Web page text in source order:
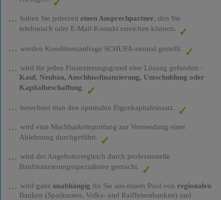
haben Sie jederzeit einen Ansprechpartner, den Sie
telefonisch oder E-Mail-Kontakt erreichen können.
werden Konditionsanfrage SCHUFA-neutral gestellt.
wird für jeden Finanzierungsgrund eine Lösung gefunden -
Kauf, Neubau, Anschlussfinanzierung, Umschuldung oder
Kapitalbeschaffung.
berechnet man den optimalen Eigenkapitaleinsatz.
wird eine Machbarkeitsprüfung zur Vermeidung einer
Ablehnung durchgeführt.
wird der Angebotsvergleich durch professionelle
Baufinanzierungsspezialisten gemacht.
wird ganz unabhängig für Sie aus einem Pool von regionalen
Banken (Sparkassen, Volks- und Raiffeisenbanken) und